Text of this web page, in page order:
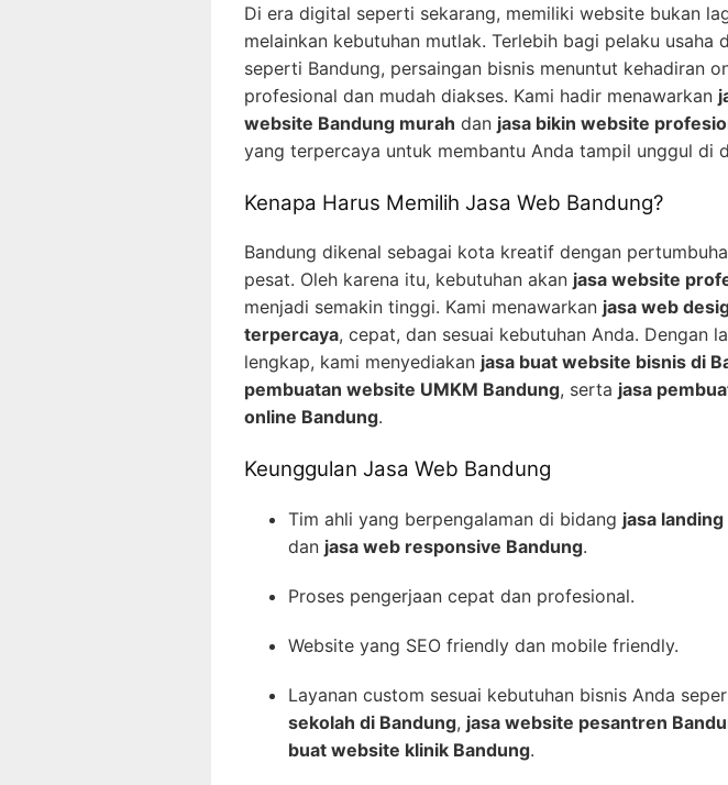
Di era digital seperti sekarang, memiliki website bukan
melainkan kebutuhan mutlak. Terlebih bagi pelaku usaha
seperti Bandung, persaingan bisnis menuntut kehadiran
profesional dan mudah diakses. Kami hadir menawarkan
website Bandung murah dan jasa bikin website
yang terpercaya untuk membantu Anda tampil unggul di
Kenapa Harus Memilih Jasa Web Bandung?
Bandung dikenal sebagai kota kreatif dengan
pesat. Oleh karena itu, kebutuhan akan jasa website
menjadi semakin tinggi. Kami menawarkan jasa web
terpercaya, cepat, dan sesuai kebutuhan Anda. Dengan
lengkap, kami menyediakan jasa buat website bisnis di
pembuatan website UMKM Bandung, serta jasa
online Bandung.
Keunggulan Jasa Web Bandung
Tim ahli yang berpengalaman di bidang jasa
dan jasa web responsive Bandung.
Proses pengerjaan cepat dan profesional.
Website yang SEO friendly dan mobile friendly.
Layanan custom sesuai kebutuhan bisnis Anda
sekolah di Bandung, jasa website pesantren
buat website klinik Bandung.